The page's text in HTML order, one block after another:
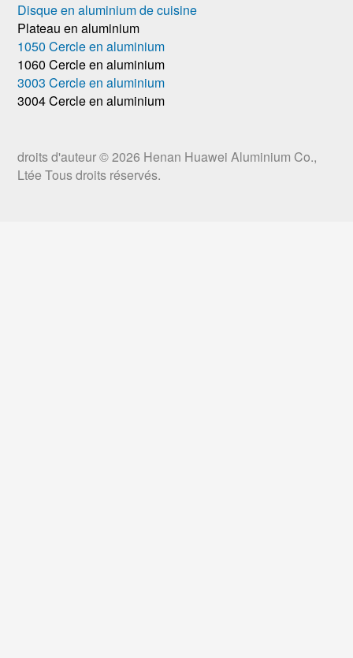
Disque en aluminium de cuisine
Plateau en aluminium
1050 Cercle en aluminium
1060 Cercle en aluminium
3003 Cercle en aluminium
3004 Cercle en aluminium
droits d'auteur © 2026 Henan Huawei Aluminium Co.,
LtéeTous droits réservés.